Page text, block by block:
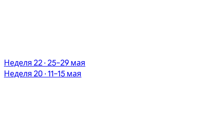
Неделя 22 · 25–29 мая
Неделя 20 · 11–15 мая